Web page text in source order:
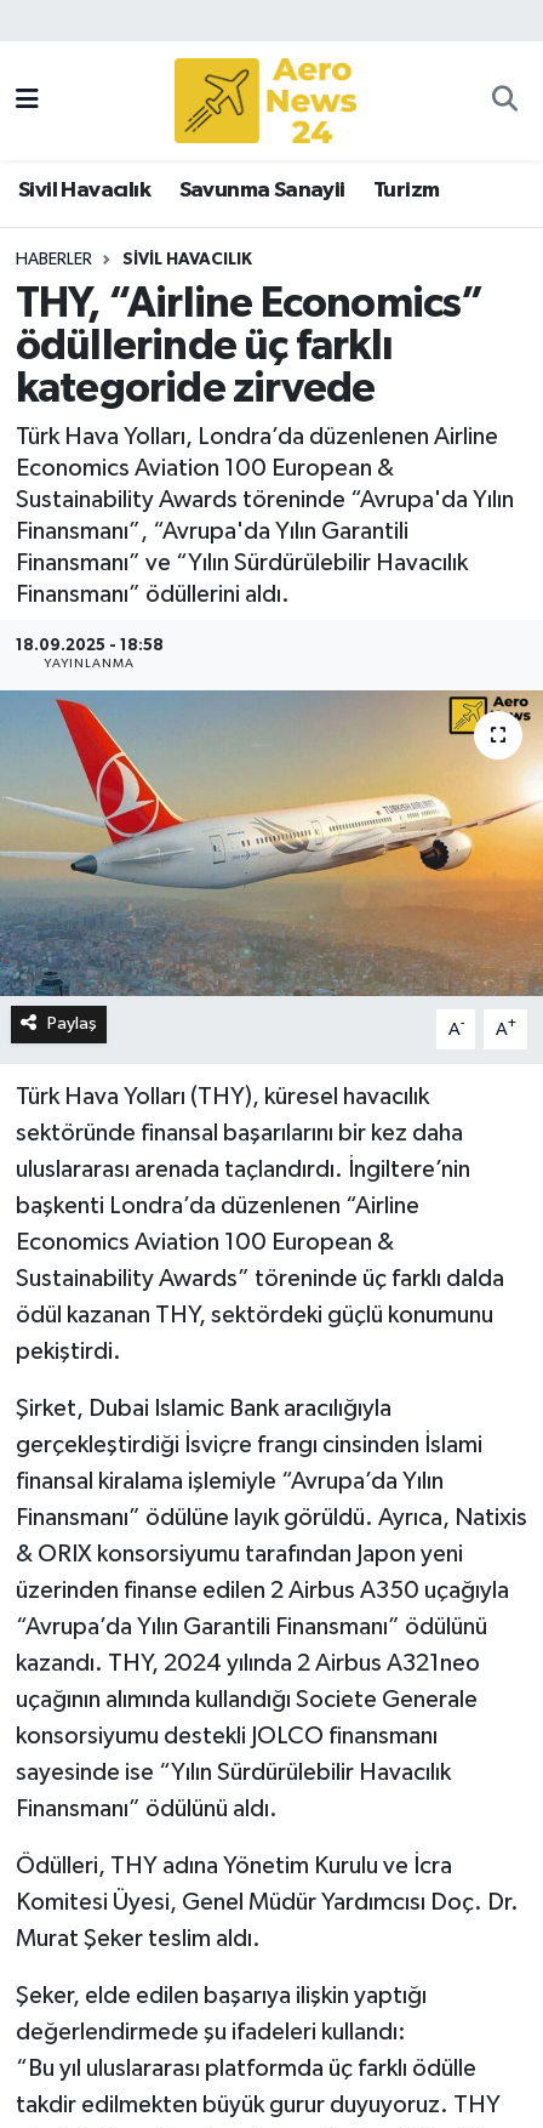
Sivil Havacılık Savunma Sanayii Turizm
HABERLER SIVIL HAVACILIK
THY, “Airline Economics”
ödüllerinde üç farklı
kategoride zirvede
Türk Hava Yolları, Londra’da düzenlenen Airline
Economics Aviation 100 European &
Sustainability Awards töreninde “Avrupa'da Yılın
Finansmanı”, “Avrupa'da Yılın Garantili
Finansmanı” ve “Yılın Sürdürülebilir Havacılık
Finansmanı” ödüllerini aldı.
18.09.2025 - 18:58
YAYINLANMA
Paylaş A- A+
Türk Hava Yolları (THY), küresel havacılık
sektöründe finansal başarılarını bir kez daha
uluslararası arenada taçlandırdı. İngiltere’nin
başkenti Londra’da düzenlenen “Airline
Economics Aviation 100 European &
Sustainability Awards” töreninde üç farklı dalda
ödül kazanan THY, sektördeki güçlü konumunu
pekiştirdi.
Şirket, Dubai Islamic Bank aracılığıyla
gerçekleştirdiği İsviçre frangı cinsinden İslami
finansal kiralama işlemiyle “Avrupa’da Yılın
Finansmanı” ödülüne layık görüldü. Ayrıca, Natixis
& ORIX konsorsiyumu tarafından Japon yeni
üzerinden finanse edilen 2 Airbus A350 uçağıyla
“Avrupa’da Yılın Garantili Finansmanı” ödülünü
kazandı. THY, 2024 yılında 2 Airbus A321neo
uçağının alımında kullandığı Societe Generale
konsorsiyumu destekli JOLCO finansmanı
sayesinde ise “Yılın Sürdürülebilir Havacılık
Finansmanı” ödülünü aldı.
Ödülleri, THY adına Yönetim Kurulu ve İcra
Komitesi Üyesi, Genel Müdür Yardımcısı Doç. Dr.
Murat Şeker teslim aldı.
Şeker, elde edilen başarıya ilişkin yaptığı
değerlendirmede şu ifadeleri kullandı:
“Bu yıl uluslararası platformda üç farklı ödülle
takdir edilmekten büyük gurur duyuyoruz. THY